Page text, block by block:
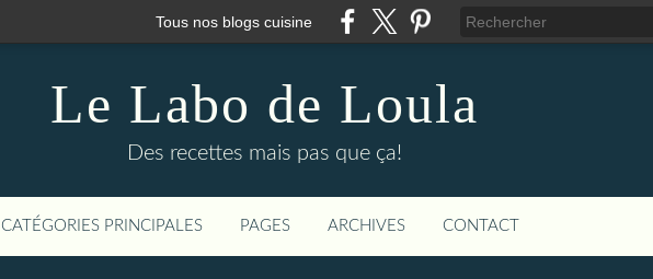
Tous nos blogs cuisine
Le Labo de Loula
Des recettes mais pas que ça!
CATÉGORIES PRINCIPALES PAGES ARCHIVES CONTACT